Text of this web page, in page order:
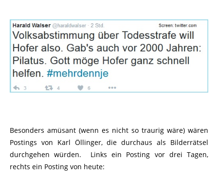
Besonders amüsant (wenn es nicht so traurig wäre) wären
Postings von Karl Öllinger, die durchaus als Bilderrätsel
durchgehen würden. Links ein Posting vor drei Tagen,
rechts ein Posting von heute: